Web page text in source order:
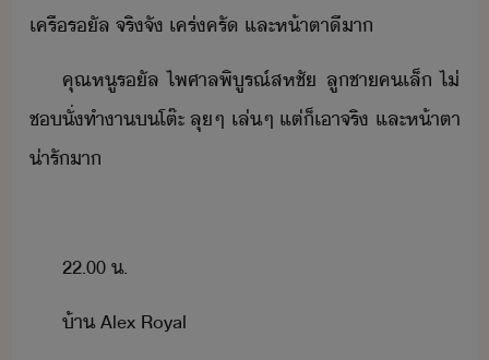
เครื​รัล​ ​จริจั​ ​เคร่ครั​ ​และ​ห้าตา​ีา
คุณหู​รัล​ ​ไพศาล​พิูรณ์​สหชั​ ​ลูชา​คเล​็​ ​ไ่​
ช​ั่​ทำา​​โต๊ะ​ ​ลุ​ๆ​ ​เล่​ๆ​ ​แต่​็​เาจริ​ ​และ​ห้าตา​
​่ารั​า
22.00​ ​.
้า​ ​Alex​ ​Royal